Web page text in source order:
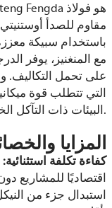
مقاوم للصدأ
التي تتطلب قوة
البيئات ذات التآكل الخفيف.
المزايا
كفاءة تكلفة استثنائية:
اقتصاديًا للمشاريع
استبدال جزء من